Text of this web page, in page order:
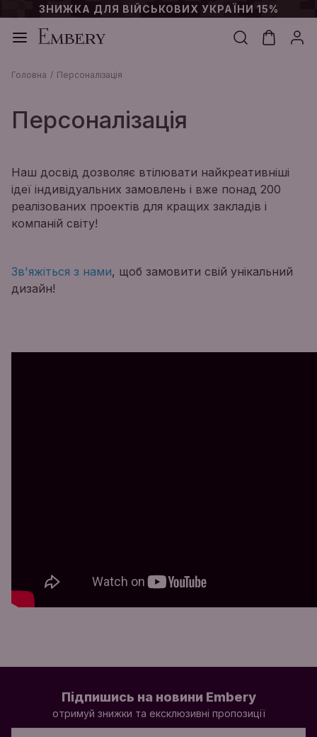
ЗНИЖКА ДЛЯ ВІЙСЬКОВИХ УКРАЇНИ 15%
Головна Персоналізація
Персоналізація
Наш досвід дозволяє втілювати найкреативніші
ідеї індивідуальних замовлень і вже понад 200
реалізованих проектів для кращих закладів і
компаній світу!
Зв'яжіться з нами, щоб замовити свій унікальний
дизайн!
Підпишись на новини Embery
отримуй знижки та ексклюзивні пропозиції